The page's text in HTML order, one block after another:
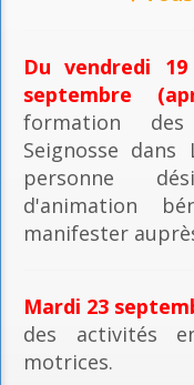
Du vendredi
septembre
formation
Seignosse
personne
d'animation
manifester
Mardi 23
des activités
motrices.